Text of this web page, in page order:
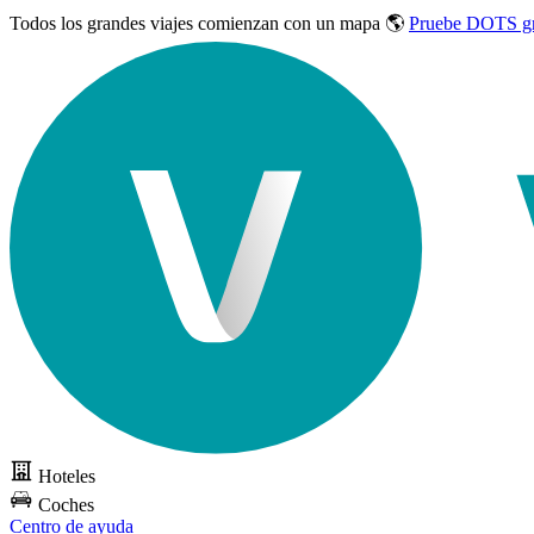
Todos los grandes viajes comienzan con un mapa 🌎 Pruebe DOTS
Hoteles
Coches
Centro de ayuda